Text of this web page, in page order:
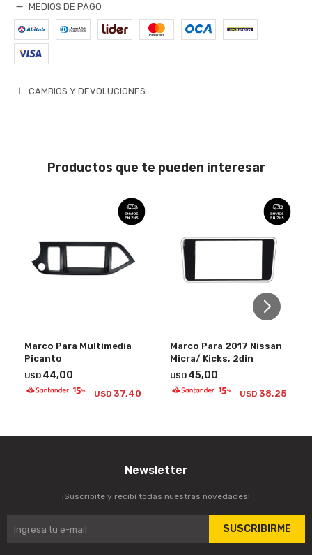
MEDIOS DE PAGO
CAMBIOS Y DEVOLUCIONES
Productos que te pueden interesar
Marco Para Multimedia
Picanto
USD 44,00
USD 37,40
Marco Para 2017 Nissan
Micra/ Kicks, 2din
USD 45,00
USD 38,25
Newsletter
¡Suscribite y recibí todas nuestras novedades!
SUSCRIBIRME